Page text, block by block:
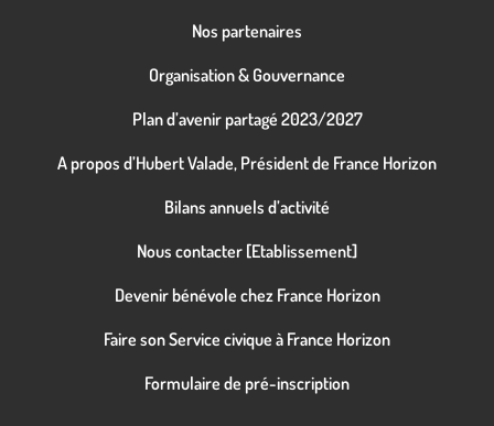
Nos partenaires
Organisation & Gouvernance
Plan d’avenir partagé 2023/2027
A propos d’Hubert Valade, Président de France Horizon
Bilans annuels d’activité
Nous contacter [Etablissement]
Devenir bénévole chez France Horizon
Faire son Service civique à France Horizon
Formulaire de pré-inscription